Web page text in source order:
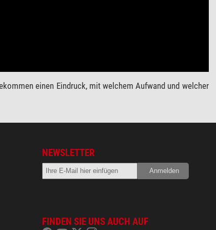
einen Eindruck, mit welchem Aufwand und welcher
NEWSLETTER
FINDEN SIE UNS AUCH AUF